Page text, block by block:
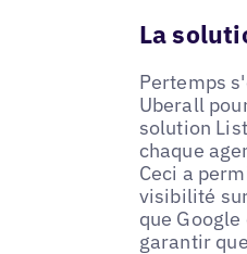
La
Pertemps
Uberall
solution
chaque
Ceci a
visibilité
que Google
garantir